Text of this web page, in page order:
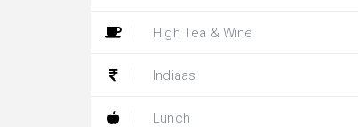
High Tea & Wine
Indiaas
Lunch